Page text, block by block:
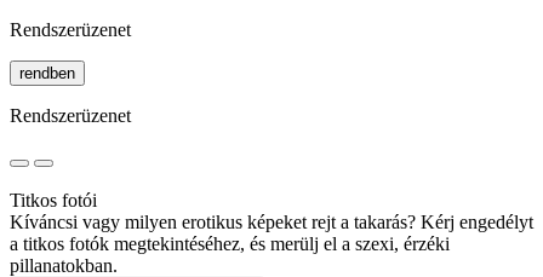
Rendszerüzenet
rendben
Rendszerüzenet
Titkos fotói
Kíváncsi vagy milyen erotikus képeket rejt a takarás? Kérj engedélyt
a titkos fotók megtekintéséhez, és merülj el a szexi, érzéki
pillanatokban.